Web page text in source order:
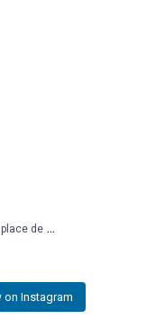
de ...
on Instagram